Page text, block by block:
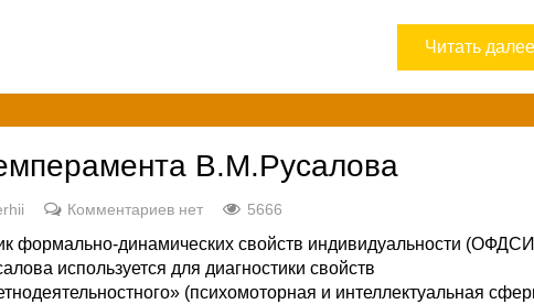
Читать
В.М.Русалова
Комментариев нет 5666
формально-динамических свойств индивидуальности
используется для диагностики свойств
(психомоторная и интеллектуальная